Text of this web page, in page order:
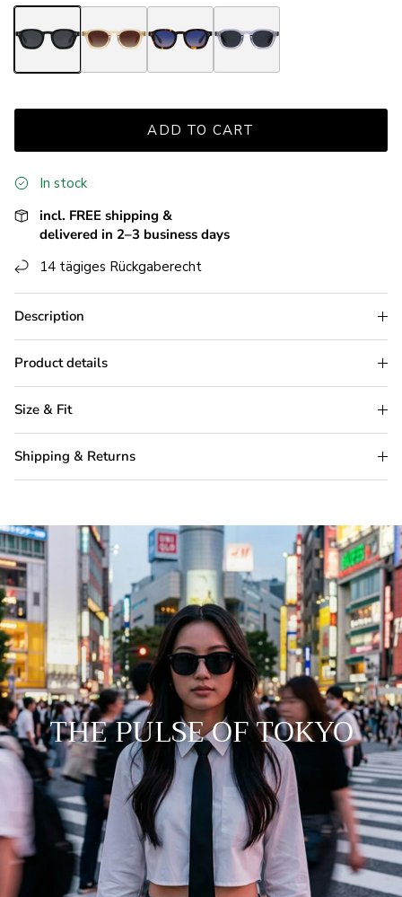
ADD TO CART
In stock
incl. FREE shipping &
delivered in 2–3 business days
14 tägiges Rückgaberecht
Description
Product details
Size & Fit
Shipping & Returns
THE PULSE OF TOKYO